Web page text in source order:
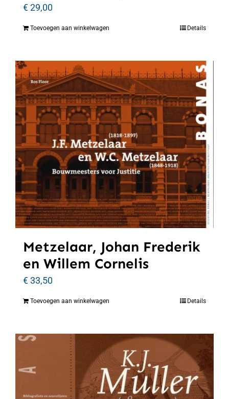
€29,00
Toevoegen aan winkelwagen Details
Metzelaar, Johan Frederik
en Willem Cornelis
€33,50
Toevoegen aan winkelwagen Details